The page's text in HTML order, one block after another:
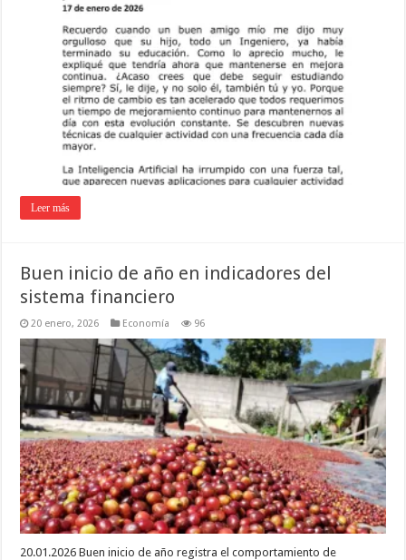
Leer más
Buen inicio de año en indicadores del
sistema financiero
20 enero, 2026 Economía 96
20.01.2026 Buen inicio de año registra el comportamiento de